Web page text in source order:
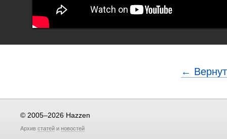
←
© 2005–2026 Hazzen
Архив статей и новостей